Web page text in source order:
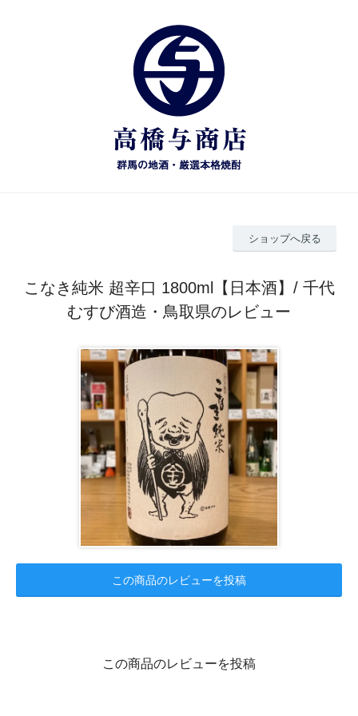
ショップへ戻る
こなき純米 超辛口 1800ml【日本酒】/ 千代
むすび酒造・鳥取県のレビュー
この商品のレビューを投稿
この商品のレビューを投稿